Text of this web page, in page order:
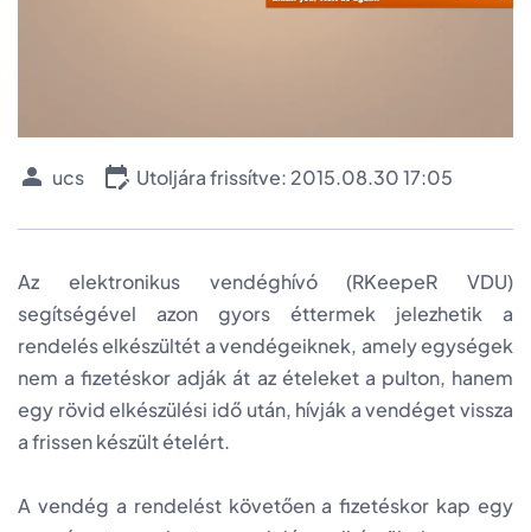
ucs Utoljára frissítve: 2015.08.30 17:05
Az elektronikus vendéghívó (RKeepeR VDU)
segítségével azon gyors éttermek jelezhetik a
rendelés elkészültét a vendégeiknek, amely egységek
nem a fizetéskor adják át az ételeket a pulton, hanem
egy rövid elkészülési idő után, hívják a vendéget vissza
a frissen készült ételért.
A vendég a rendelést követően a fizetéskor kap egy